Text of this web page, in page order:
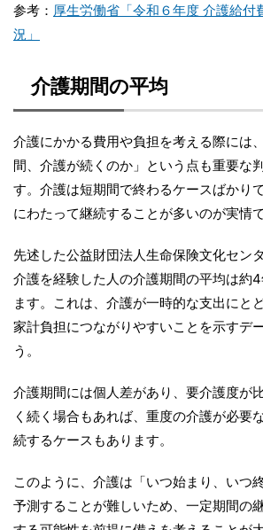
参考： 厚生労働省「令和６年度 介護給付
況」
介護期間の平均
介護にかかる費用や負担を考える際には
間、介護が続くのか」という点も重要な
す。介護は短期間で終わるケースばかり
にわたって継続することが多いのが実情で
先述した公益財団法人生命保険文化セン
介護を経験した人の介護期間の平均は約
ます。これは、介護が一時的な支出にと
家計負担につながりやすいことを示すデ
う。
介護期間には個人差があり、要介護度が
く続く場合もあれば、重度の介護が必要
続するケースもあります。
このように、介護は「いつ始まり、いつ
予測することが難しいため、一定期間の